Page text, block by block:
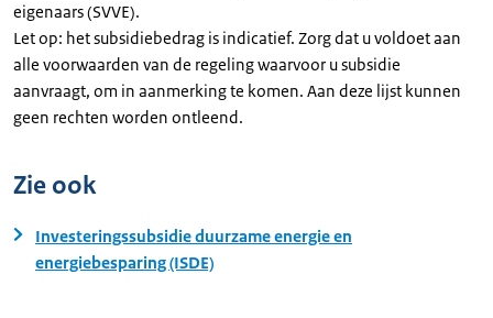
eigenaars (SVVE).
Let op: het subsidiebedrag is indicatief. Zorg dat u voldoet aan
alle voorwaarden van de regeling waarvoor u subsidie
aanvraagt, om in aanmerking te komen. Aan deze lijst kunnen
geen rechten worden ontleend.
Zie ook
Investeringssubsidie duurzame energie en
energiebesparing (ISDE)